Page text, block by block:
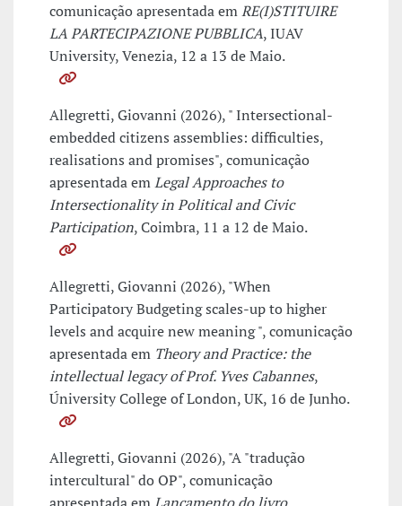
comunicação apresentada emRE(I)STITUIRE
LA PARTECIPAZIONE PUBBLICA, IUAV
University, Venezia, 12 a 13 de Maio.
Allegretti, Giovanni (2026), " Intersectional-
embedded citizens assemblies: difficulties,
realisations and promises", comunicação
apresentada emLegal Approaches to
Intersectionality in Political and Civic
Participation, Coimbra, 11 a 12 de Maio.
Allegretti, Giovanni (2026), "When
Participatory Budgeting scales-up to higher
levels and acquire new meaning ", comunicação
apresentada em Theory and Practice: the
intellectual legacy of Prof. Yves Cabannes,
Úniversity College of London, UK, 16 de Junho.
Allegretti, Giovanni (2026), "A "tradução
intercultural" do OP", comunicação